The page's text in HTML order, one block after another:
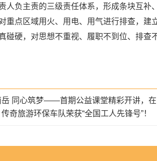
人负主责的三级责任体系，形成条块互
重点区域用火、用电、用气进行排查，
碰硬，对思想不重视、履职不到位、排
岳 同心筑梦——首期公益课堂精彩开讲，
奇旅游环保车队荣获“全国工人先锋号”！